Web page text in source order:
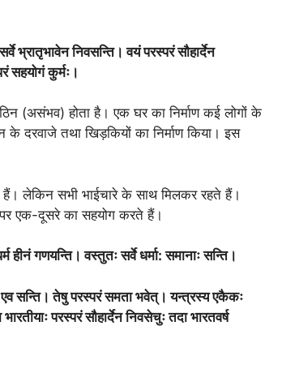
भ्रातृभावेन निवसन्ति। वयं परस्परं सौहार्देन
सहयोगं कुर्मः।
(असंभव) होता है। एक घर का निर्माण कई लोगों के
दरवाजे तथा खिड़कियों का निर्माण किया। इस
हैं। लेकिन सभी भाईचारे के साथ मिलकर रहते हैं।
एक-दूसरे का सहयोग करते हैं।
हीनं गणयन्ति। वस्तुतः सर्वे धर्मा: समानाः सन्ति।
सन्ति। तेषु परस्परं समता भवेत्। यन्त्रस्य एकैकः
परस्परं सौहार्देन निवसेचुः तदा भारतवर्ष